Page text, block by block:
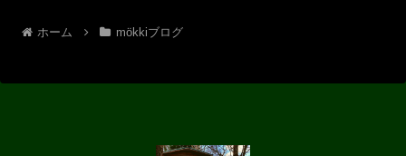
ホーム mökkiブログ